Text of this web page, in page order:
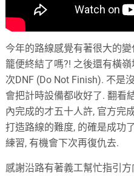
今年的路線感覺有著很大的
籠便終結了嗎?! 之後還有橫
次DNF (Do Not Finish). 不是
會把計時設備都收好了. 翻看
內完成的才五十人許, 官方完
打造路線的難度, 的確是成功
練習, 有機會下次再復仇去.
感謝沿路有著義工幫忙指引